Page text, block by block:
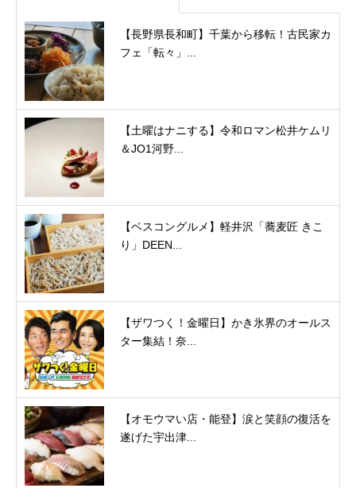
【長野県長和町】千葉から移転！古民家カ
フェ「転々」...
【土曜はナニする】令和ロマン松井ケムリ
＆JO1河野...
【ベスコングルメ】軽井沢「蕎麦匠 きこ
り」DEEN...
【ザワつく！金曜日】かき氷界のオールス
ター集結！奈...
【オモウマい店・能登】涙と笑顔の復活を
遂げた宇出津...